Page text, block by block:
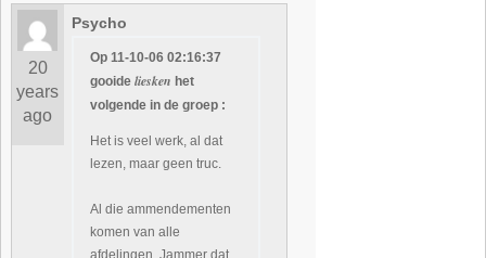
20
years
ago
Psycho
Op 11-10-06 02:16:37
gooideliesken het
volgende in de groep :
Het is veel werk, al dat
lezen, maar geen truc.
Al die ammendementen
komen van alle